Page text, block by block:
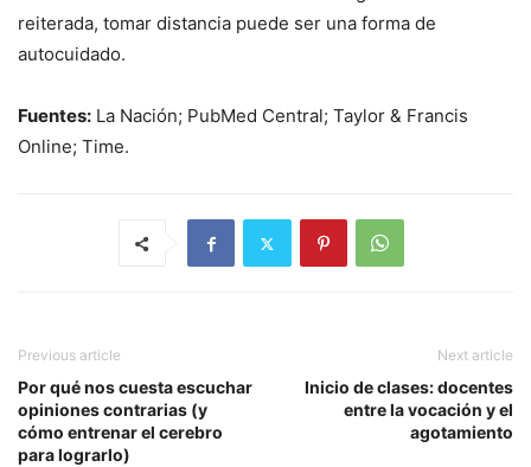
reiterada, tomar distancia puede ser una forma de
autocuidado.
Fuentes: La Nación; PubMed Central; Taylor & Francis
Online; Time.
Previous article
Por qué nos cuesta escuchar
opiniones contrarias (y
cómo entrenar el cerebro
para lograrlo)
Next article
Inicio de clases: docentes
entre la vocación y el
agotamiento